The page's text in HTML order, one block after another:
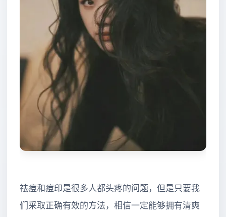
祛痘和痘印是很多人都头疼的问题，但是只要我
们采取正确有效的方法，相信一定能够拥有清爽